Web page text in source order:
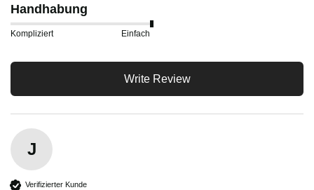
Handhabung
Kompliziert Einfach
Write Review
J
Verifizierter Kunde